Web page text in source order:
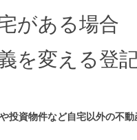
がある場合
を変える登
や投資物件など自宅以外の不